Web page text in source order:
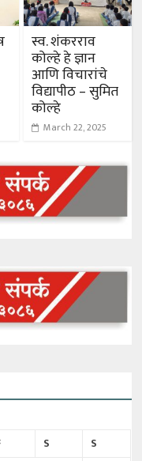
स्व. शंकरराव
कोल्हे हे ज्ञान
आणि विचारांचे
विद्यापीठ – सुमित
कोल्हे
March 22, 2025
S
S